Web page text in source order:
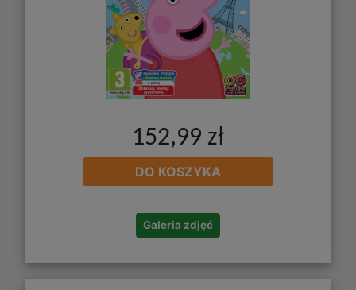
152,99 zł
DO KOSZYKA
Galeria zdjęć